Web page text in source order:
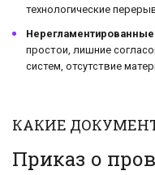
технологические
простои, лишние
систем, отсутствие
КАКИЕ
Приказ о